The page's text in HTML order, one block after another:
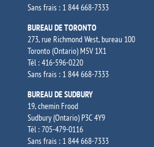
Sans frais : 1 844 668-7333
BUREAU DE TORONTO
273, rue Richmond West, bureau 100
Toronto (Ontario) M5V 1X1
Tél : 416-596-0220
Sans frais : 1 844 668-7333
BUREAU DE SUDBURY
19, chemin Frood
Sudbury (Ontario) P3C 4Y9
Tél : 705-479-0116
Sans frais : 1 844 668-7333